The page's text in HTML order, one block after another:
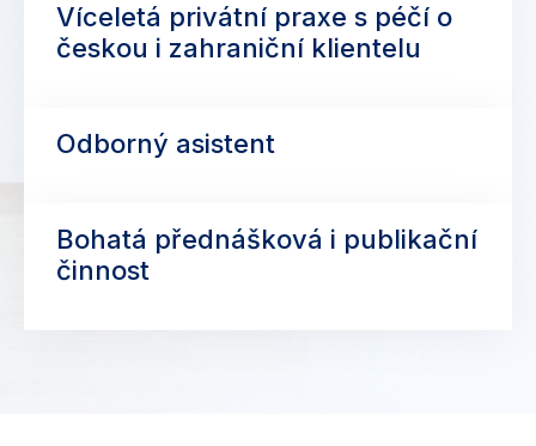
Víceletá privátní praxe s péčí o
českou i zahraniční klientelu
Odborný asistent
Bohatá přednášková i publikační
činnost